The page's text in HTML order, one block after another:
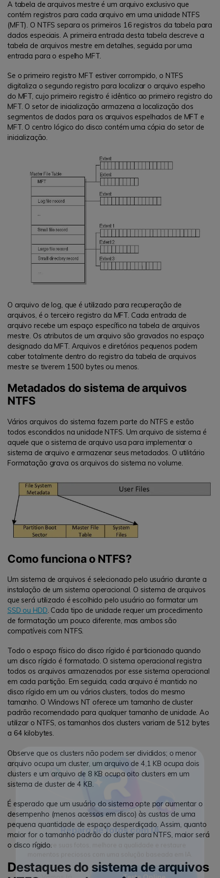
Repare suas fotos, melhore a qualidade e restaure
momentos preciosos com uma solução baseada em IA.
A tabela de arquivos mestre é um arquivo exclusivo que
contém registros para cada arquivo em uma unidade NTFS
(MFT). O NTFS separa os primeiros 16 registros da tabela para
dados especiais. A primeira entrada desta tabela descreve a
tabela de arquivos mestre em detalhes, seguida por uma
entrada para o espelho MFT.
Se o primeiro registro MFT estiver corrompido, o NTFS
digitaliza o segundo registro para localizar o arquivo espelho
do MFT, cujo primeiro registro é idêntico ao primeiro registro do
MFT. O setor de inicialização armazena a localização dos
segmentos de dados para os arquivos espelhados de MFT e
MFT. O centro lógico do disco contém uma cópia do setor de
inicialização.
O arquivo de log, que é utilizado para recuperação de
arquivos, é o terceiro registro da MFT. Cada entrada de
arquivo recebe um espaço específico na tabela de arquivos
mestre. Os atributos de um arquivo são gravados no espaço
designado da MFT. Arquivos e diretórios pequenos podem
caber totalmente dentro do registro da tabela de arquivos
mestre se tiverem 1500 bytes ou menos.
Metadados do sistema de arquivos
NTFS
Vários arquivos do sistema fazem parte do NTFS e estão
todos escondidos na unidade NTFS. Um arquivo de sistema é
aquele que o sistema de arquivo usa para implementar o
sistema de arquivo e armazenar seus metadados. O utilitário
Formatação grava os arquivos do sistema no volume.
Como funciona o NTFS?
Um sistema de arquivos é selecionado pelo usuário durante a
instalação de um sistema operacional. O sistema de arquivos
que será utilizado é escolhido pelo usuário ao formatar um
SSD ou HDD. Cada tipo de unidade requer um procedimento
de formatação um pouco diferente, mas ambos são
compatíveis com NTFS.
Todo o espaço físico do disco rígido é particionado quando
um disco rígido é formatado. O sistema operacional registra
todos os arquivos armazenados por esse sistema operacional
em cada partição. Em seguida, cada arquivo é mantido no
disco rígido em um ou vários clusters, todos do mesmo
tamanho. O Windows NT oferece um tamanho de cluster
padrão recomendado para qualquer tamanho de unidade. Ao
utilizar o NTFS, os tamanhos dos clusters variam de 512 bytes
a 64 kilobytes.
Observe que os clusters não podem ser divididos; o menor
arquivo ocupa um cluster, um arquivo de 4,1 KB ocupa dois
clusters e um arquivo de 8 KB ocupa oito clusters em um
sistema de cluster de 4 KB.
É esperado que um usuário do sistema opte por aumentar o
desempenho (menos acessos em disco) às custas de uma
pequena quantidade de espaço desperdiçado. Assim, quanto
maior for o tamanho padrão do cluster para NTFS, maior será
o disco rígido.
Destaques do sistema de arquivos